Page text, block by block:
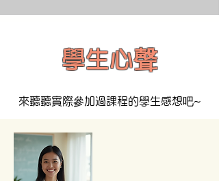
學生心聲
來聽聽實際參加過課程的學生感想吧~